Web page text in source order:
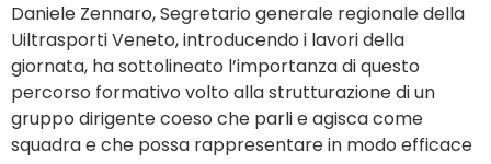
Daniele Zennaro, Segretario generale regionale della
Uiltrasporti Veneto, introducendo i lavori della
giornata, ha sottolineato l’importanza di questo
percorso formativo volto alla strutturazione di un
gruppo dirigente coeso che parli e agisca come
squadra e che possa rappresentare in modo efficace